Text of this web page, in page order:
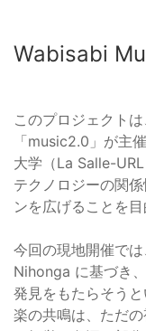
Wabisabi
このプロジェクト
「music2.0」が主
大学（La Salle-
テクノロジーの関
ンを広げることを目
今回の現地開催で
Nihonga に基づき
発見をもたらそう
楽の共鳴は、ただ